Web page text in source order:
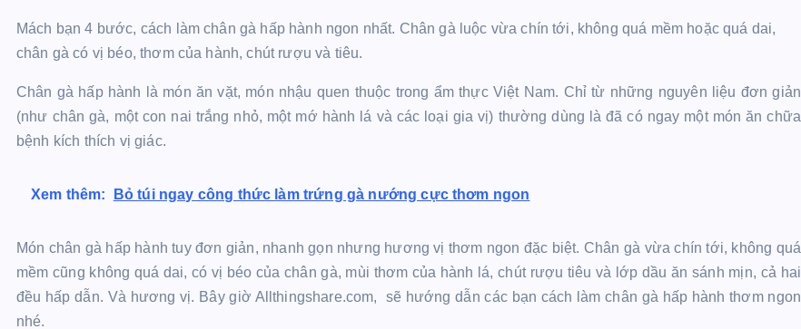
Mách bạn 4 bước, cách làm chân gà hấp hành ngon nhất. Chân gà luộc vừa chín tới, không quá mềm hoặc quá dai,
chân gà có vị béo, thơm của hành, chút rượu và tiêu.
Chân gà hấp hành là món ăn vặt, món nhậu quen thuộc trong ẩm thực Việt Nam. Chỉ từ những nguyên liệu đơn giản
(như chân gà, một con nai trắng nhỏ, một mớ hành lá và các loại gia vị) thường dùng là đã có ngay một món ăn chữa
bệnh kích thích vị giác.
Xem thêm: Bỏ túi ngay công thức làm trứng gà nướng cực thơm ngon
Món chân gà hấp hành tuy đơn giản, nhanh gọn nhưng hương vị thơm ngon đặc biệt. Chân gà vừa chín tới, không quá
mềm cũng không quá dai, có vị béo của chân gà, mùi thơm của hành lá, chút rượu tiêu và lớp dầu ăn sánh mịn, cả hai
đều hấp dẫn. Và hương vị. Bây giờ Allthingshare.com, sẽ hướng dẫn các bạn cách làm chân gà hấp hành thơm ngon
nhé.